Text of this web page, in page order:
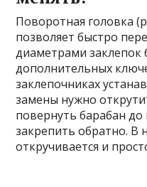
Поворотная головка
позволяет быстро
диаметрами заклепок
дополнительных
заклепочниках
замены нужно
повернуть барабан
закрепить обратно. В
откручивается и